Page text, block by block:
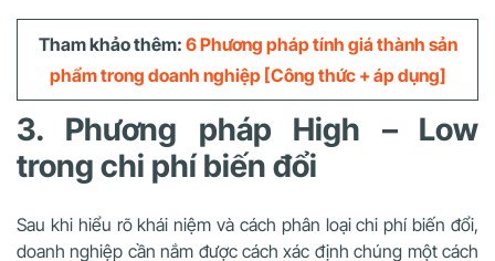
Tham khảo thêm: 6 Phương pháp tính giá thành sản
phẩm trong doanh nghiệp [Công thức + áp dụng]
3. Phương pháp High – Low
trong chi phí biến đổi
Sau khi hiểu rõ khái niệm và cách phân loại chi phí biến đổi,
doanh nghiệp cần nắm được cách xác định chúng một cách